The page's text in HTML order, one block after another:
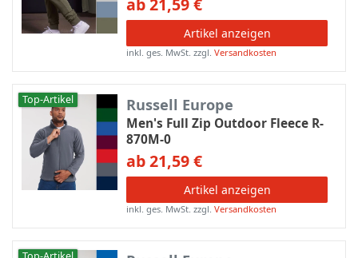
Artikel anzeigen
inkl. ges. MwSt. zzgl.Versandkosten
Top-Artikel Russell Europe
Men's Full Zip Outdoor Fleece R-
870M-0
ab 21,59 €
Artikel anzeigen
inkl. ges. MwSt. zzgl.Versandkosten